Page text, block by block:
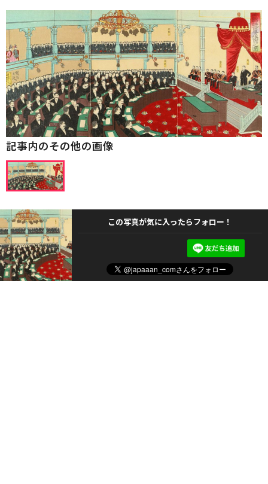
記事内のその他の画像
この写真が気に入ったらフォロー！